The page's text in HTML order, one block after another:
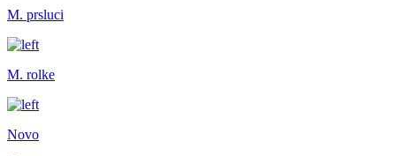
M. prsluci
M. rolke
Novo